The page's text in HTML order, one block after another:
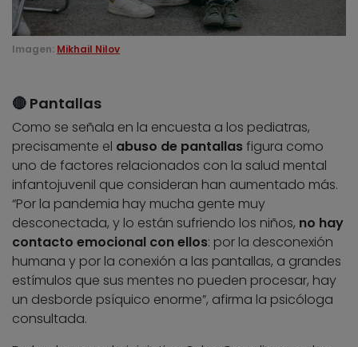
Imagen: Mikhail Nilov
🔴 Pantallas
Como se señala en la encuesta a los pediatras,
precisamente el abuso de pantallasfigura como
uno de factores relacionados con la salud mental
infantojuvenil que consideran han aumentado más.
“Por la pandemia hay mucha gente muy
desconectada, y lo están sufriendo los niños, no hay
contacto emocional con ellos: por la desconexión
humana y por la conexión a las pantallas, a grandes
estímulos que sus mentes no pueden procesar, hay
un desborde psíquico enorme”, afirma la psicóloga
consultada.